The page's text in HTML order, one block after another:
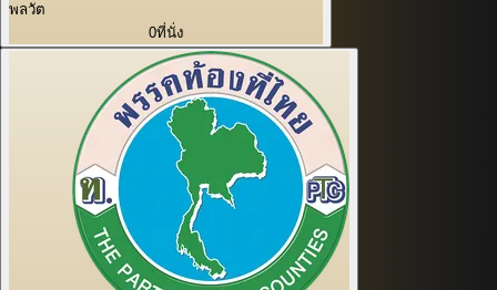
พลวัต
0ที่นั่ง